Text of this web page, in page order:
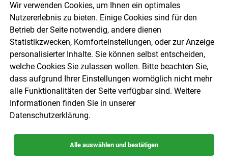
SeZu GmbH - bazuba Fachbetrieb
Vasoldsberg Vollzeit 06.08.2026
Wir verwenden Cookies, um Ihnen ein optimales
Nutzererlebnis zu bieten. Einige Cookies sind für den
Betrieb der Seite notwendig, andere dienen
Statistikzwecken, Komforteinstellungen, oder zur Anzeige
personalisierter Inhalte. Sie können selbst entscheiden,
welche Cookies Sie zulassen wollen. Bitte beachten Sie,
dass aufgrund Ihrer Einstellungen womöglich nicht mehr
alle Funktionalitäten der Seite verfügbar sind. Weitere
Informationen finden Sie in unserer
Datenschutzerklärung.
Alle auswählen und bestätigen